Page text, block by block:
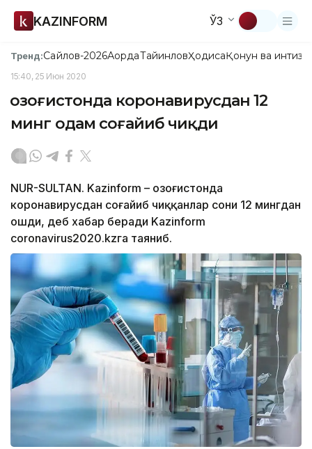
KAZINFORM ЎЗ
Тренд:Сайлов-2026АқордаТайинловҲодисаҚонун ва
15:40, 25 Июн 2020
Қозоғистонда коронавирусдан 12
минг одам соғайиб чиқди
NUR-SULTAN. Kazinform – Қозоғистонда
коронавирусдан соғайиб чиққанлар сони 12 мингдан
ошди, деб хабар беради Kazinform
coronavirus2020.kzга таяниб.